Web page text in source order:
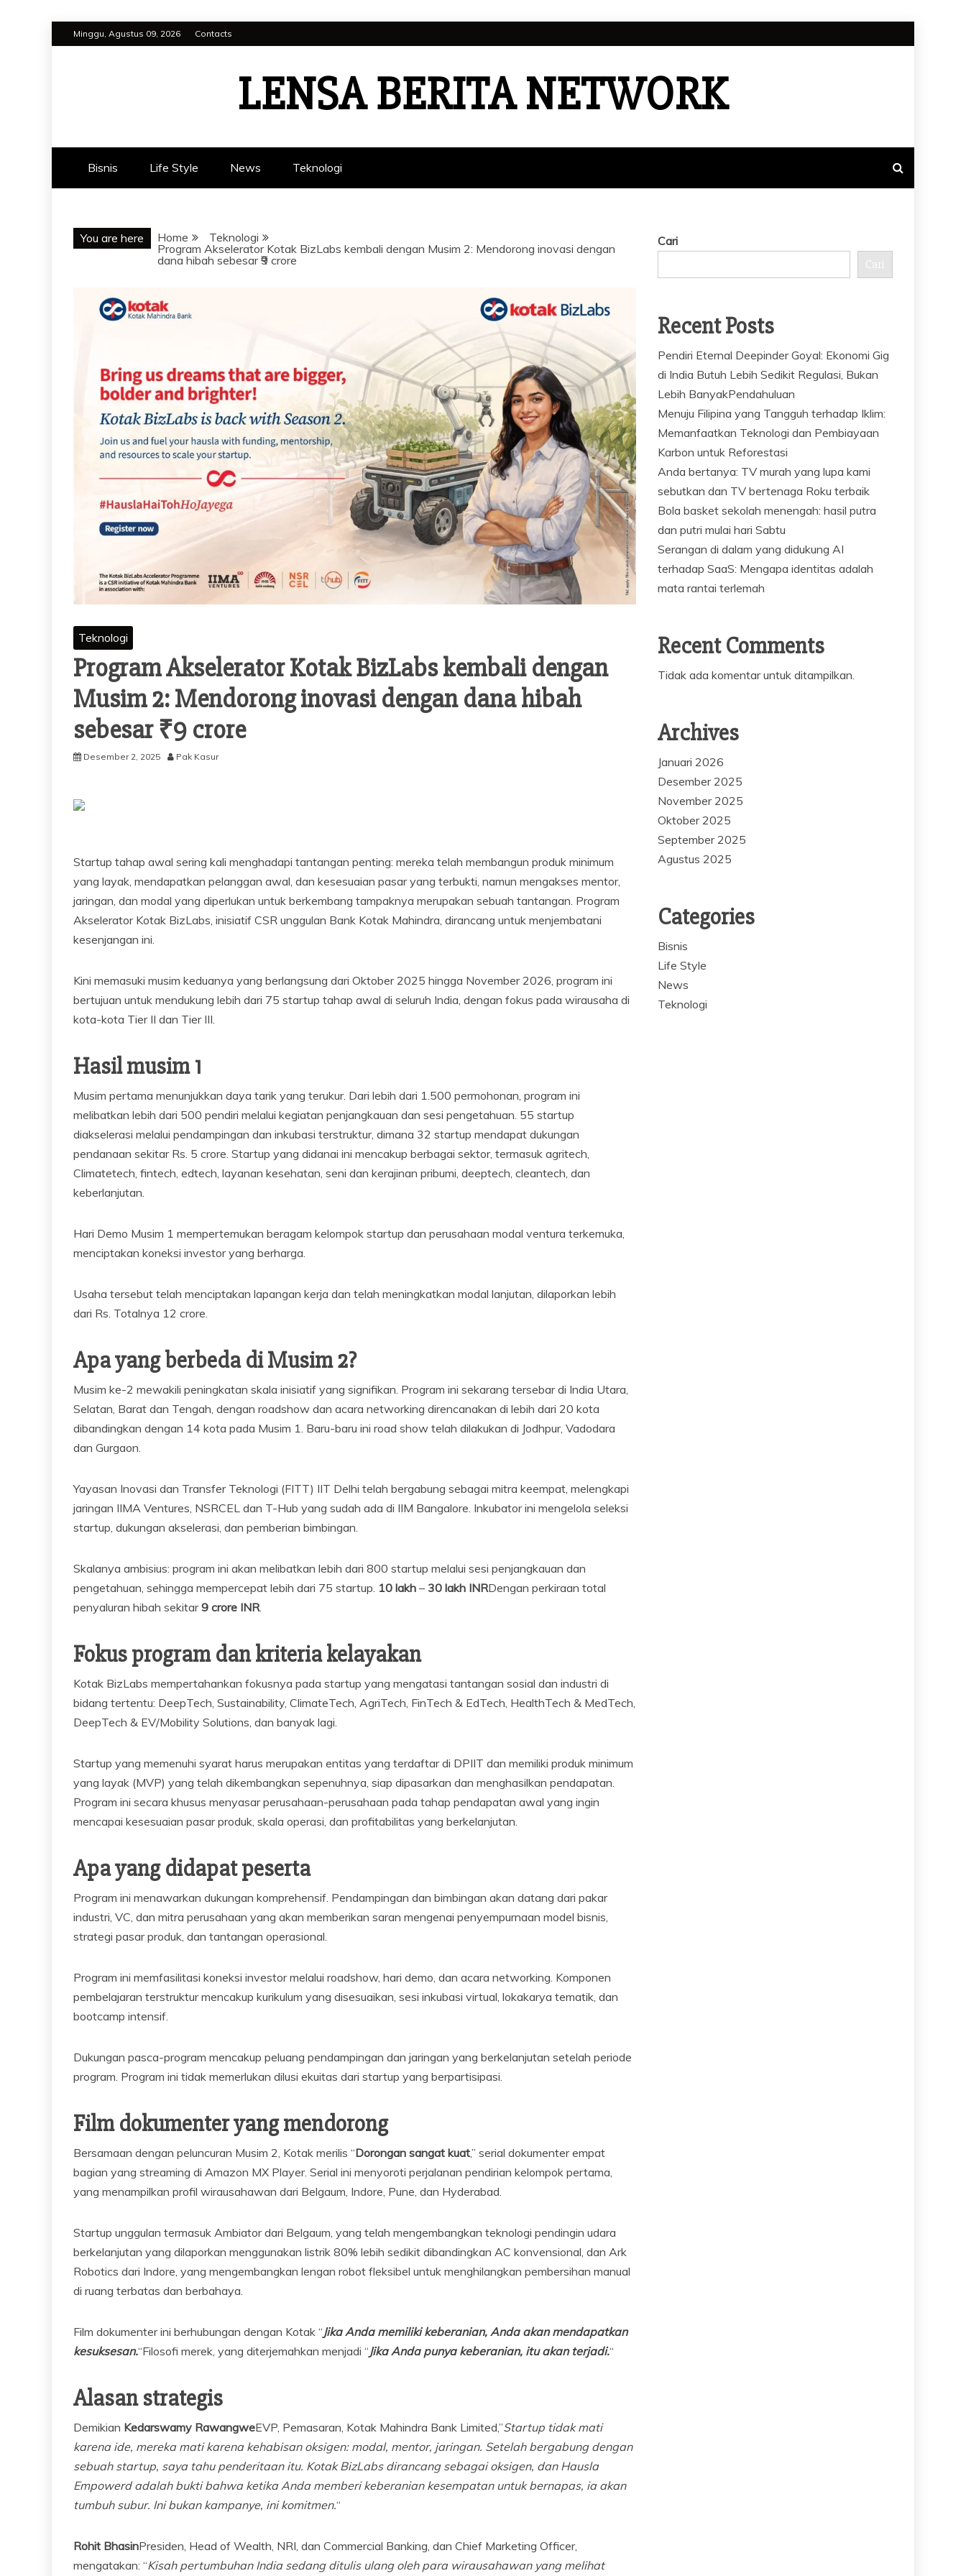
to
Minggu, Agustus 09, 2026 Contacts
LENSA BERITA NETWORK
Bisnis Life Style News Teknologi
You are here Home
Teknologi
Program Akselerator Kotak BizLabs kembali dengan Musim 2: Mendorong inovasi dengan
dana hibah sebesar ₹9 crore
Teknologi
Program Akselerator Kotak BizLabs kembali dengan
Musim 2: Mendorong inovasi dengan dana hibah
sebesar ₹9 crore
Desember 2, 2025 Pak Kasur
Startup tahap awal sering kali menghadapi tantangan penting: mereka telah membangun produk minimum
yang layak, mendapatkan pelanggan awal, dan kesesuaian pasar yang terbukti, namun mengakses mentor,
jaringan, dan modal yang diperlukan untuk berkembang tampaknya merupakan sebuah tantangan. Program
Akselerator Kotak BizLabs, inisiatif CSR unggulan Bank Kotak Mahindra, dirancang untuk menjembatani
kesenjangan ini.
Kini memasuki musim keduanya yang berlangsung dari Oktober 2025 hingga November 2026, program ini
bertujuan untuk mendukung lebih dari 75 startup tahap awal di seluruh India, dengan fokus pada wirausaha di
kota-kota Tier II dan Tier III.
Hasil musim 1
Musim pertama menunjukkan daya tarik yang terukur. Dari lebih dari 1.500 permohonan, program ini
melibatkan lebih dari 500 pendiri melalui kegiatan penjangkauan dan sesi pengetahuan. 55 startup
diakselerasi melalui pendampingan dan inkubasi terstruktur, dimana 32 startup mendapat dukungan
pendanaan sekitar Rs. 5 crore. Startup yang didanai ini mencakup berbagai sektor, termasuk agritech,
Climatetech, fintech, edtech, layanan kesehatan, seni dan kerajinan pribumi, deeptech, cleantech, dan
keberlanjutan.
Hari Demo Musim 1 mempertemukan beragam kelompok startup dan perusahaan modal ventura terkemuka,
menciptakan koneksi investor yang berharga.
Usaha tersebut telah menciptakan lapangan kerja dan telah meningkatkan modal lanjutan, dilaporkan lebih
dari Rs. Totalnya 12 crore.
Apa yang berbeda di Musim 2?
Musim ke-2 mewakili peningkatan skala inisiatif yang signifikan. Program ini sekarang tersebar di India Utara,
Selatan, Barat dan Tengah, dengan roadshow dan acara networking direncanakan di lebih dari 20 kota
dibandingkan dengan 14 kota pada Musim 1. Baru-baru ini road show telah dilakukan di Jodhpur, Vadodara
dan Gurgaon.
Yayasan Inovasi dan Transfer Teknologi (FITT) IIT Delhi telah bergabung sebagai mitra keempat, melengkapi
jaringan IIMA Ventures, NSRCEL dan T-Hub yang sudah ada di IIM Bangalore. Inkubator ini mengelola seleksi
startup, dukungan akselerasi, dan pemberian bimbingan.
Skalanya ambisius: program ini akan melibatkan lebih dari 800 startup melalui sesi penjangkauan dan
pengetahuan, sehingga mempercepat lebih dari 75 startup. 10 lakh – 30 lakh INRDengan perkiraan total
penyaluran hibah sekitar9 crore INR.
Fokus program dan kriteria kelayakan
Kotak BizLabs mempertahankan fokusnya pada startup yang mengatasi tantangan sosial dan industri di
bidang tertentu: DeepTech, Sustainability, ClimateTech, AgriTech, FinTech & EdTech, HealthTech & MedTech,
DeepTech & EV/Mobility Solutions, dan banyak lagi.
Startup yang memenuhi syarat harus merupakan entitas yang terdaftar di DPIIT dan memiliki produk minimum
yang layak (MVP) yang telah dikembangkan sepenuhnya, siap dipasarkan dan menghasilkan pendapatan.
Program ini secara khusus menyasar perusahaan-perusahaan pada tahap pendapatan awal yang ingin
mencapai kesesuaian pasar produk, skala operasi, dan profitabilitas yang berkelanjutan.
Apa yang didapat peserta
Program ini menawarkan dukungan komprehensif. Pendampingan dan bimbingan akan datang dari pakar
industri, VC, dan mitra perusahaan yang akan memberikan saran mengenai penyempurnaan model bisnis,
strategi pasar produk, dan tantangan operasional.
Program ini memfasilitasi koneksi investor melalui roadshow, hari demo, dan acara networking. Komponen
pembelajaran terstruktur mencakup kurikulum yang disesuaikan, sesi inkubasi virtual, lokakarya tematik, dan
bootcamp intensif.
Dukungan pasca-program mencakup peluang pendampingan dan jaringan yang berkelanjutan setelah periode
program. Program ini tidak memerlukan dilusi ekuitas dari startup yang berpartisipasi.
Film dokumenter yang mendorong
Bersamaan dengan peluncuran Musim 2, Kotak merilis “Dorongan sangat kuat,” serial dokumenter empat
bagian yang streaming di Amazon MX Player. Serial ini menyoroti perjalanan pendirian kelompok pertama,
yang menampilkan profil wirausahawan dari Belgaum, Indore, Pune, dan Hyderabad.
Startup unggulan termasuk Ambiator dari Belgaum, yang telah mengembangkan teknologi pendingin udara
berkelanjutan yang dilaporkan menggunakan listrik 80% lebih sedikit dibandingkan AC konvensional, dan Ark
Robotics dari Indore, yang mengembangkan lengan robot fleksibel untuk menghilangkan pembersihan manual
di ruang terbatas dan berbahaya.
Film dokumenter ini berhubungan dengan Kotak “Jika Anda memiliki keberanian, Anda akan mendapatkan
kesuksesan.“Filosofi merek, yang diterjemahkan menjadi “Jika Anda punya keberanian, itu akan terjadi.“
Alasan strategis
Demikian Kedarswamy RawangweEVP, Pemasaran, Kotak Mahindra Bank Limited,”Startup tidak mati
karena ide, mereka mati karena kehabisan oksigen: modal, mentor, jaringan. Setelah bergabung dengan
sebuah startup, saya tahu penderitaan itu. Kotak BizLabs dirancang sebagai oksigen, dan Hausla
Empowerd adalah bukti bahwa ketika Anda memberi keberanian kesempatan untuk bernapas, ia akan
tumbuh subur. Ini bukan kampanye, ini komitmen.“
Rohit BhasinPresiden, Head of Wealth, NRI, dan Commercial Banking, dan Chief Marketing Officer,
mengatakan: “Kisah pertumbuhan India sedang ditulis ulang oleh para wirausahawan yang melihat
Cari
Cari
Recent Posts
Pendiri Eternal Deepinder Goyal: Ekonomi Gig
di India Butuh Lebih Sedikit Regulasi, Bukan
Lebih BanyakPendahuluan
Menuju Filipina yang Tangguh terhadap Iklim:
Memanfaatkan Teknologi dan Pembiayaan
Karbon untuk Reforestasi
Anda bertanya: TV murah yang lupa kami
sebutkan dan TV bertenaga Roku terbaik
Bola basket sekolah menengah: hasil putra
dan putri mulai hari Sabtu
Serangan di dalam yang didukung AI
terhadap SaaS: Mengapa identitas adalah
mata rantai terlemah
Recent Comments
Tidak ada komentar untuk ditampilkan.
Archives
Januari 2026
Desember 2025
November 2025
Oktober 2025
September 2025
Agustus 2025
Categories
Bisnis
Life Style
News
Teknologi